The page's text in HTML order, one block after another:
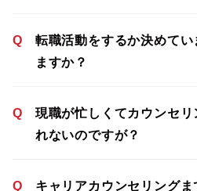
Q
転職活動をするか決めて
ますか？
Q
現職が忙しくてカウンセ
れないのですが？
Q
キャリアカウンセリング